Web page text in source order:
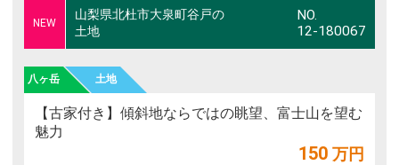
分譲エリア
ニュース＆ブログ
貸別荘システム
NEW
山梨県北杜市大泉町谷戸の
土地
NO.
12-180067
八ヶ岳 土地
【古家付き】傾斜地ならではの眺望、富士山を望む
魅力
150 万円